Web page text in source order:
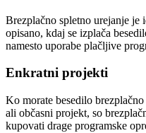
Brezplačno spletno urejanje je
opisano, kdaj se izplača
namesto uporabe plačljive
Enkratni projekti
Ko morate besedilo
ali občasni projekt, so
kupovati drage programske